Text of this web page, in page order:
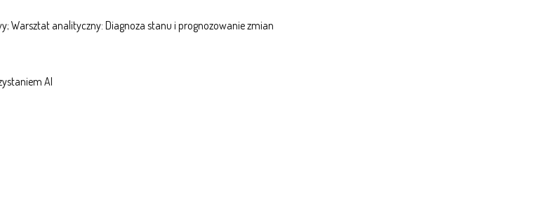
Warsztat analityczny: Diagnoza stanu i prognozowanie zmian
AI